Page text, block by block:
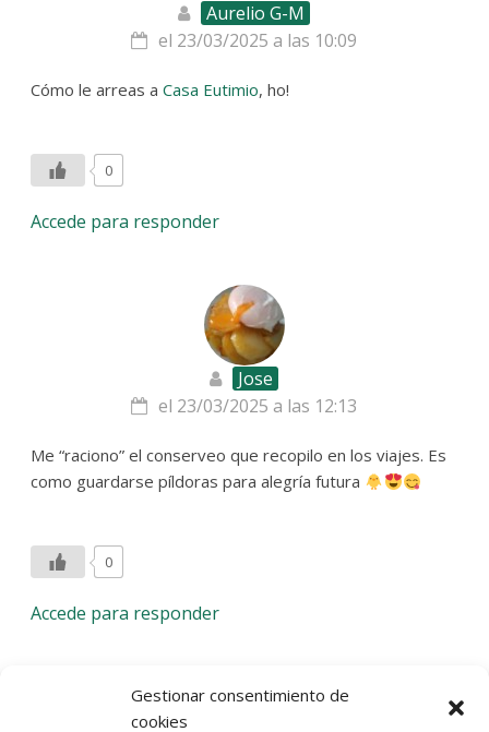
Gestionar consentimiento de
cookies
Aurelio G-M
el 23/03/2025 a las 10:09
Cómo le arreas aCasa Eutimio, ho!
0
Accede para responder
Jose
el 23/03/2025 a las 12:13
Me “raciono” el conserveo que recopilo en los viajes. Es
como guardarse píldoras para alegría futura
0
Accede para responder
Deja una respuesta